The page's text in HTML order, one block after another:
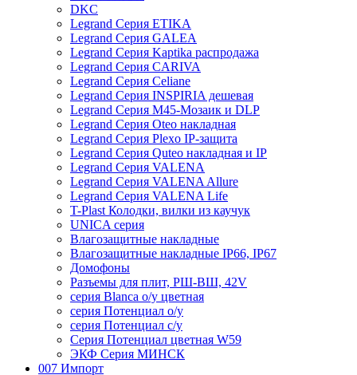
DKC
Legrand Серия ETIKA
Legrand Серия GALEA
Legrand Серия Kaptika распродажа
Legrand Серия CARIVA
Legrand Серия Celiane
Legrand Серия INSPIRIA дешевая
Legrand Серия M45-Мозаик и DLP
Legrand Серия Oteo накладная
Legrand Серия Plexo IP-защита
Legrand Серия Quteo накладная и IP
Legrand Серия VALENA
Legrand Серия VALENA Allure
Legrand Серия VALENA Life
T-Plast Колодки, вилки из каучук
UNICA серия
Влагозащитные накладные
Влагозащитные накладные IP66, IP67
Домофоны
Разъемы для плит, РШ-ВШ, 42V
серия Blanca о/у цветная
серия Потенциал о/у
серия Потенциал с/у
Серия Потенциал цветная W59
ЭКФ Серия МИНСК
007 Импорт